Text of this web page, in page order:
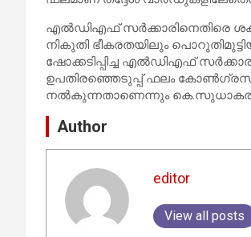
എല്‍ഡിഎഫ് സര്‍ക്കാരിനെതിരെ
നികുതി ഭീകരതയിലും
ഷോക്കടിപ്പിച്ച എല്‍ഡിഎഫ്
ഉപതിരഞ്ഞെടുപ്പ് ഫലം
നല്‍കുന്നതാണെന്നും
Author
editor
View all posts